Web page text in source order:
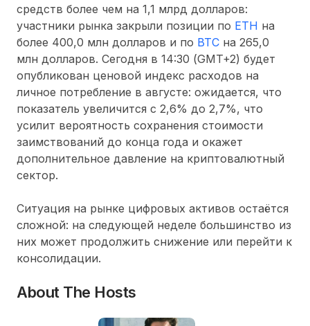
средств более чем на 1,1 млрд долларов:
участники рынка закрыли позиции по ETH на
более 400,0 млн долларов и по BTC на 265,0
млн долларов. Сегодня в 14:30 (GMT+2) будет
опубликован ценовой индекс расходов на
личное потребление в августе: ожидается, что
показатель увеличится с 2,6% до 2,7%, что
усилит вероятность сохранения стоимости
заимствований до конца года и окажет
дополнительное давление на криптовалютный
сектор.
Ситуация на рынке цифровых активов остаётся
сложной: на следующей неделе большинство из
них может продолжить снижение или перейти к
консолидации.
About The Hosts